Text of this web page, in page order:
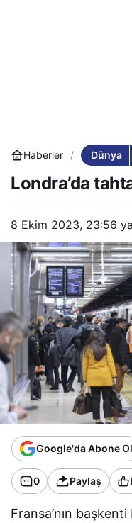
Haberler Dünya
Londra’da
8 Ekim 2023, 23:56
Google'da Abone Ol
0 Paylaş
Fransa’nın başkenti